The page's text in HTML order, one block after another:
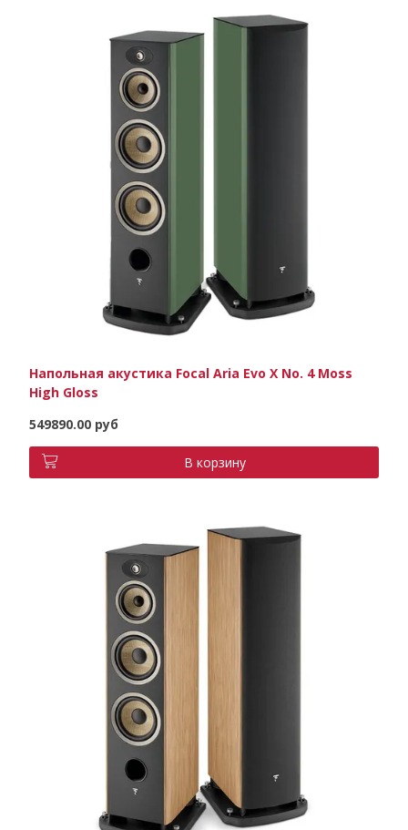
Напольная акустика Focal Aria Evo X No. 4 Moss
High Gloss
549890.00 руб
В корзину